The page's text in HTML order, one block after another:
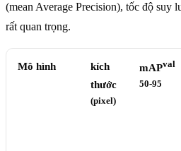
(mean Average Precision), tốc độ suy
rất quan trọng.
Mô hình
kích
thước
(pixel)
mAPval
50-95